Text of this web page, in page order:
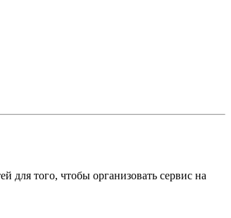
того, чтобы организовать сервис на